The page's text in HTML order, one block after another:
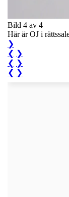
Bild 4 av 4
Här är OJ i
❯
❮ ❯
❮ ❯
❮ ❯